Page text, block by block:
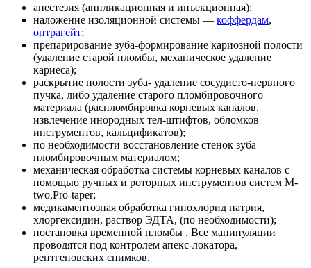
анестезия (аппликационная и инъекционная);
наложение изоляционной системы — коффердам,
оптрагейт;
препарирование зуба-формирование кариозной полости
(удаление старой пломбы, механическое удаление
кариеса);
раскрытие полости зуба- удаление сосудисто-нервного
пучка, либо удаление старого пломбировочного
материала (распломбировка корневых каналов,
извлечение инородных тел-штифтов, обломков
инструментов, кальцификатов);
по необходимости восстановление стенок зуба
пломбировочным материалом;
механическая обработка системы корневых каналов с
помощью ручных и роторных инструментов систем M-
two,Pro-taper;
медикаментозная обработка гипохлорид натрия,
хлоргексидин, раствор ЭДТА, (по необходимости);
постановка временной пломбы . Все манипуляции
проводятся под контролем апекс-локатора,
рентгеновских снимков.